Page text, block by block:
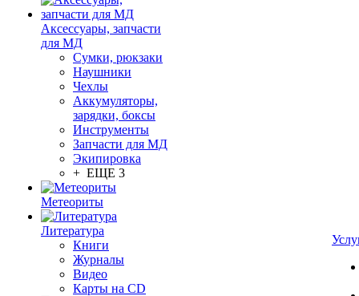
Аксессуары, запчасти
для МД
Сумки, рюкзаки
Наушники
Чехлы
Аккумуляторы,
зарядки, боксы
Инструменты
Запчасти для МД
Экипировка
+ ЕЩЕ 3
Метеориты
Литература
Книги
Журналы
Видео
Карты на CD